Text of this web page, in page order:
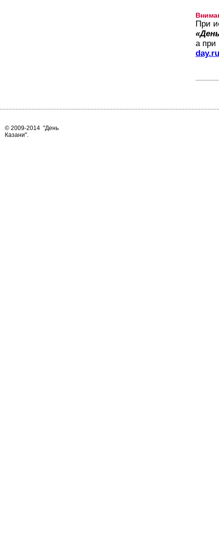
При
а при
day.ru
© 2009-2014 "День
Казани".